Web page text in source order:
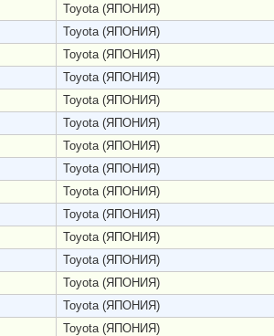
Toyota (ЯПОНИЯ)
Toyota (ЯПОНИЯ)
Toyota (ЯПОНИЯ)
Toyota (ЯПОНИЯ)
Toyota (ЯПОНИЯ)
Toyota (ЯПОНИЯ)
Toyota (ЯПОНИЯ)
Toyota (ЯПОНИЯ)
Toyota (ЯПОНИЯ)
Toyota (ЯПОНИЯ)
Toyota (ЯПОНИЯ)
Toyota (ЯПОНИЯ)
Toyota (ЯПОНИЯ)
Toyota (ЯПОНИЯ)
Toyota (ЯПОНИЯ)